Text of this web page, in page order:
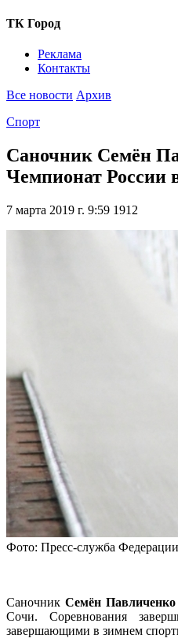
ТК Город
Реклама
Контакты
Все новости Архив
Спорт
Саночник Семён
Чемпионат России
7 марта 2019 г. 9:59 1912
Фото: Пресс-служба Федерации
СаночникСемён Павличенко
Сочи. Соревнования
завершающими в зимнем